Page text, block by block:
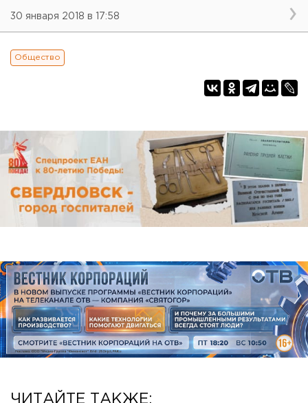
30 января 2018 в 17:58
Общество
ЧИТАЙТЕ ТАКЖЕ: